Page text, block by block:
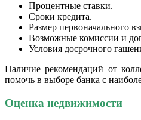
Процентные ставки.
Сроки кредита.
Размер первоначального
Возможные комиссии и
Условия досрочного
Наличие рекомендаций от
помочь в выборе банка с
Оценка недвижимости